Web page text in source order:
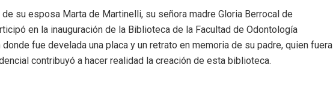
su esposa Marta de Martinelli, su señora madre Gloria Berrocal de
en la inauguración de la Biblioteca de la Facultad de Odontología
fue develada una placa y un retrato en memoria de su padre, quien fuera
contribuyó a hacer realidad la creación de esta biblioteca.